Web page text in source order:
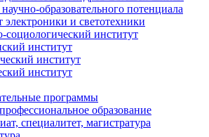
образовательного потенциала
электроники и светотехники
социологический институт
институт
институт
институт
программы
образование
специалитет, магистратура